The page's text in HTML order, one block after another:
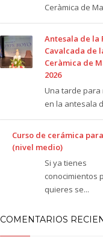
Ceràmica de
Antesala de la
Cavalcada de
Ceràmica de
2026
Una tarde para
en la antesala
Curso de cerámica
(nivel medio)
Si ya tienes
conocimientos
quieres se...
COMENTARIOS